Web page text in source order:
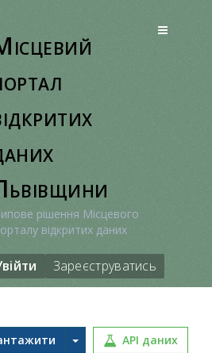
рішення Місцевого
відкритих даних
Зареєструватись
API даних